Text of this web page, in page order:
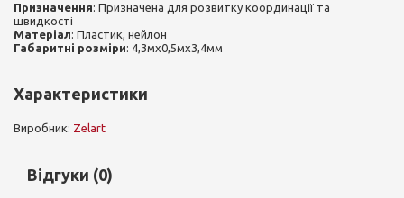
Призначення: Призначена для розвитку координації та
швидкості
Матеріал: Пластик, нейлон
Габаритні розміри: 4,3мx0,5мx3,4мм
Характеристики
Виробник: Zelart
Відгуки (0)